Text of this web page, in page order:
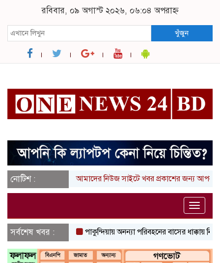
রবিবার, ০৯ অগাস্ট ২০২৬, ০৬:০৪ অপরাহ্ন
খুঁজুন
নোটিশ : আমাদের নিউজ সাইটে খবর প্রকাশের জন্য আপনার
Toggle
সর্বশেষ খবর :
পাকুন্দিয়ায় অনন্যা পরিবহনের বাসের ধাক্কায় নিহত ২